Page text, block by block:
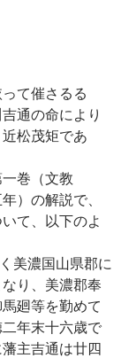
て催さるる
通の命により
松茂矩であ
巻（文教
）の解説で、
て、以下のよ
美濃国山県郡に
り、美濃郡奉
廻等を勤めて
年末十六歳で
主吉通は廿四